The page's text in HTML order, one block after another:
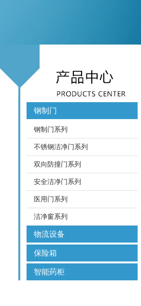
钢制门
钢制门系列
不锈钢洁净门系列
双向防撞门系列
安全洁净门系列
医用门系列
洁净窗系列
物流设备
保险箱
智能药柜